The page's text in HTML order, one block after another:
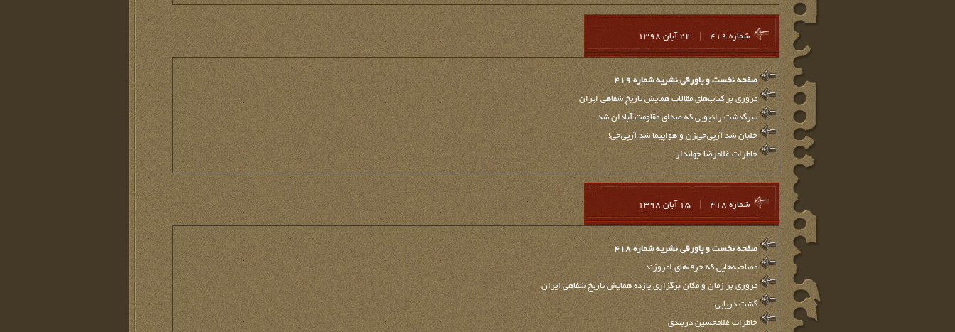
شماره 419
صفحه نخست و پاورقي نشريه شماره 419
مروری بر کتاب‌های مقالات همایش‌ تاریخ شفاهی ایران
سرگذشت رادیویی که صدای مقاومت آبادان شد
خلبان شد آرپی‌جی‌زن و هواپیما شد آرپی‌جی!
خاطرات غلامرضا جهاندار
شماره 418
صفحه نخست و پاورقي نشريه شماره 418
مصاحبه‌هایی که حرف‌های امروزند
مروری بر زمان و مکان برگزاری یازده همایش‌ تاریخ شفاهی ایران
گشت دریایی
خاطرات غلامحسین دربندی